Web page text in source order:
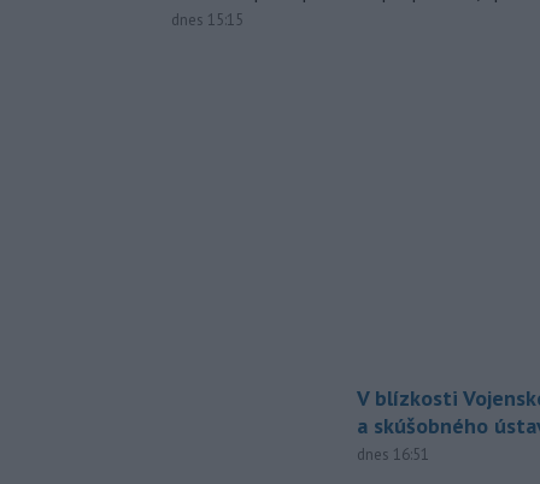
dnes 15:15
V blízkosti
a skúšobného
dnes 16:51